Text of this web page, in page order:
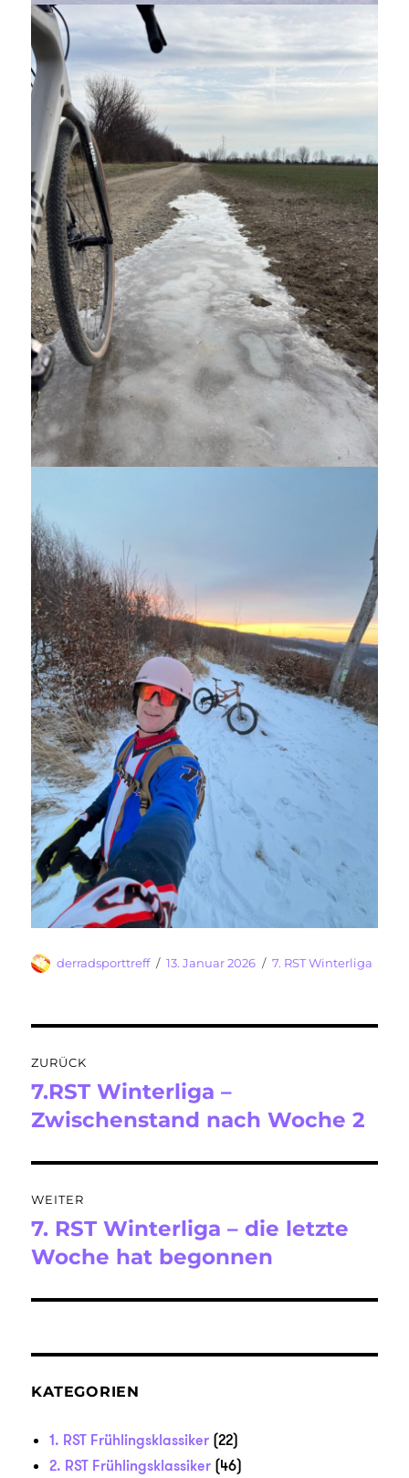
Autor
derradsporttreff
Veröffentlicht
13. Januar 2026 Kategorien
7. RST Winterliga
ZURÜCK
Vorheriger
Beitrag:
7.RST Winterliga –
Zwischenstand nach Woche 2
WEITER
Nächster
Beitrag:
7. RST Winterliga – die letzte
Woche hat begonnen
KATEGORIEN
1. RST Frühlingsklassiker (22)
2. RST Frühlingsklassiker (46)